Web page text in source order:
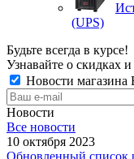
(UPS)
Будьте всегда в курсе!
Узнавайте о скидках
Новости магазина
Новости
Все новости
10 октября 2023